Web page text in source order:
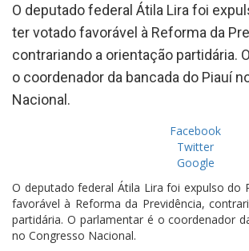
O deputado federal Átila Lira foi
ter votado favorável à Reforma da
contrariando a orientação partidária.
o coordenador da bancada do Piauí
Nacional.
Facebook
Twitter
Google
O deputado federal Átila Lira foi expulso do
favorável à Reforma da Previdência,
partidária. O parlamentar é o coordenador
no Congresso Nacional.